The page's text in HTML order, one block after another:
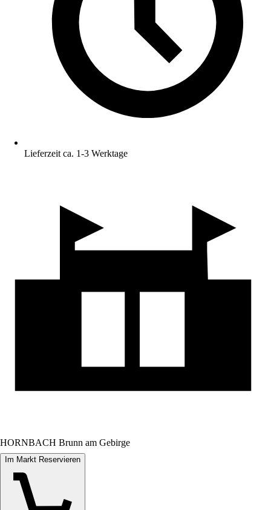
Lieferzeit ca. 1-3 Werktage
HORNBACH Brunn am Gebirge
Im Markt Reservieren